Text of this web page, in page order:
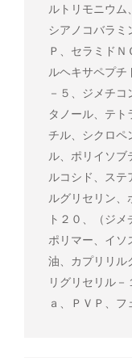
ルトリモニウム
シアノコバラミ
Ｐ、セラミド
ルヘキサペプチ
－５、ジメチ
タノール、テト
チル、シクロペ
ル、ポリイソ
ルコシド、ステ
ルグリセリン、
ト２０、（ジ
ポリマー、イソ
油、カプリリル
リグリセリル－
ａ、ＰＶＰ、